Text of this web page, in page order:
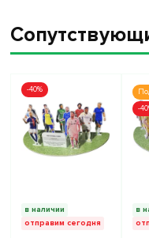
-40%
в наличии
отправим сегодня
-
в